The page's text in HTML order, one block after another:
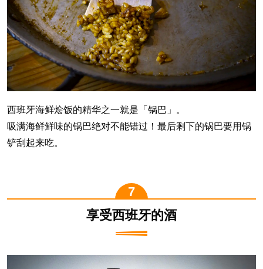
西班牙海鲜烩饭的精华之一就是「锅巴」。
吸满海鲜鲜味的锅巴绝对不能错过！最后剩下的锅巴要用锅
铲刮起来吃。
享受西班牙的酒